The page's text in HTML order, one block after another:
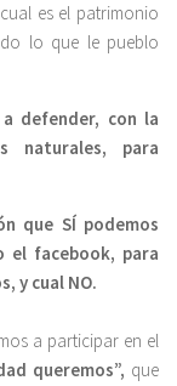
es el patrimonio
lo que le pueblo
a defender, con la
naturales, para
que SÍ podemos
el facebook, para
y cual NO.
a participar en el
queremos”, que